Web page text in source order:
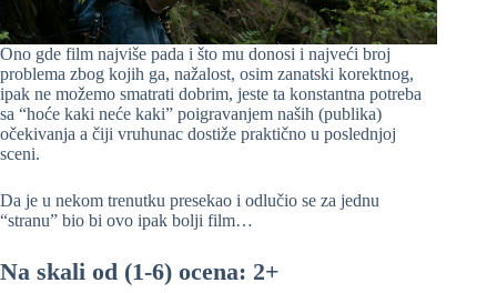
Ono gde film najviše pada i što mu donosi i najveći broj
problema zbog kojih ga, nažalost, osim zanatski korektnog,
ipak ne možemo smatrati dobrim, jeste ta konstantna potreba
sa “hoće kaki neće kaki” poigravanjem naših (publika)
očekivanja a čiji vruhunac dostiže praktično u poslednjoj
sceni.
Da je u nekom trenutku presekao i odlučio se za jednu
“stranu” bio bi ovo ipak bolji film…
Na skali od (1-6) ocena: 2+